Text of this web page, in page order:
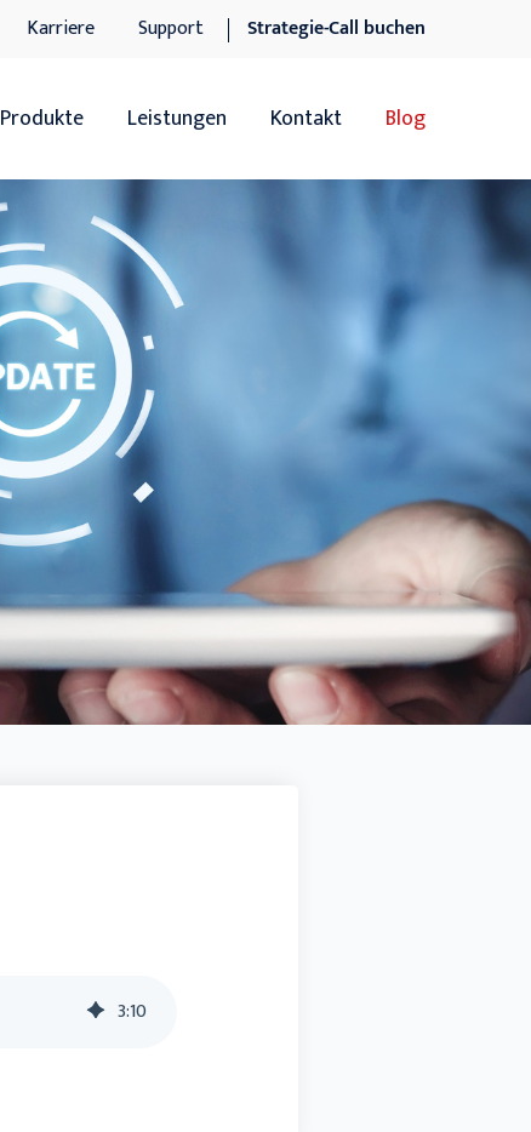
Karriere Support Strategie-Call buchen
Produkte
Übersicht
Sage 100
Sage 100 Add-ons
Sage xRM
DocuWare DMS
DocuWare DMS Add-ons
Docuware connect to Sage 100
SMART BI
Sage HR Suite
Sage 50 Handwerk
Leistungen
Software-Dienstleistungen
Kontakt Blog
3:10